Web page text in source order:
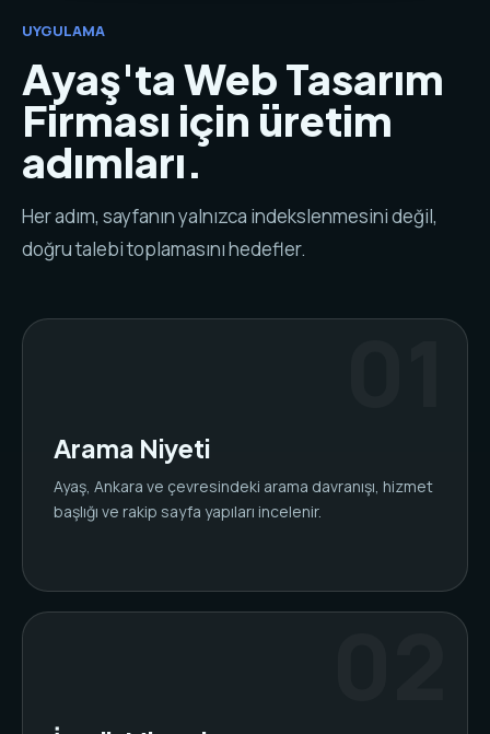
UYGULAMA
Ayaş'ta Web Tasarım
Firması için üretim
adımları.
Her adım, sayfanın yalnızca indekslenmesini değil,
doğru talebi toplamasını hedefler.
Arama Niyeti
Ayaş, Ankara ve çevresindeki arama davranışı, hizmet
başlığı ve rakip sayfa yapıları incelenir.